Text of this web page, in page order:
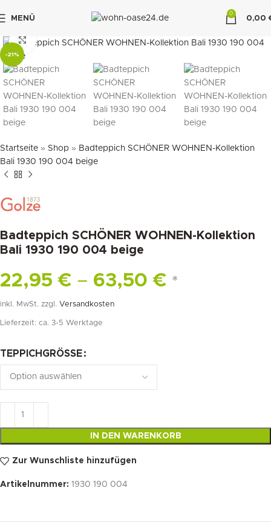
MENÜ
0
0,00
-21%
klicken um zu vergrößern
Startseite » Shop » Badteppich SCHÖNER WOHNEN-Kollektion
Bali 1930 190 004 beige
Badteppich SCHÖNER WOHNEN-Kollektion
Bali 1930 190 004 beige
22,95 € – 63,50 € *
inkl. MwSt. zzgl. Versandkosten
Lieferzeit: ca. 3-5 Werktage
TEPPICHGRÖSSE
IN DEN WARENKORB
Zur Wunschliste hinzufügen
Artikelnummer: 1930 190 004